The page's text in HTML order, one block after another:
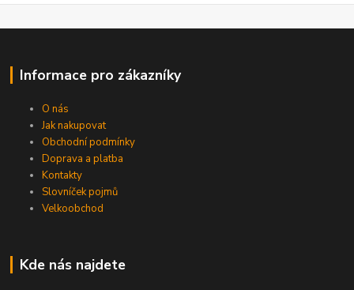
Informace pro zákazníky
O nás
Jak nakupovat
Obchodní podmínky
Doprava a platba
Kontakty
Slovníček pojmů
Velkoobchod
Kde nás najdete